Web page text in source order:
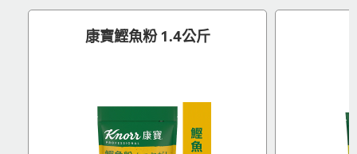
康寶鰹魚粉 1.4公斤